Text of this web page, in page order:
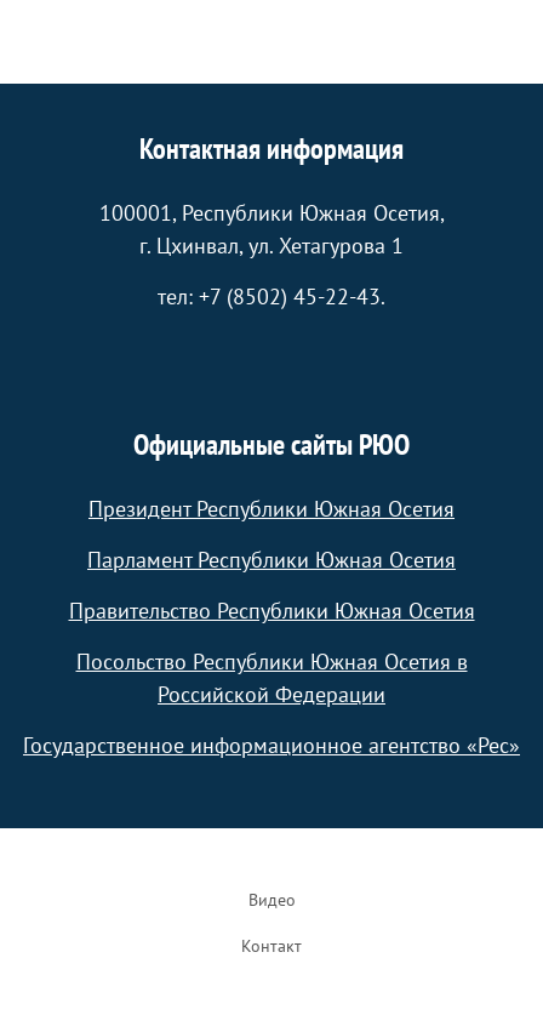
Контактная информация
100001, Республики Южная Осетия,
г. Цхинвал, ул. Хетагурова 1
тел: +7 (8502) 45-22-43.
Официальные сайты РЮО
Президент Республики Южная Осетия
Парламент Республики Южная Осетия
Правительство Республики Южная Осетия
Посольство Республики Южная Осетия в
Российской Федерации
Государственное информационное агентство «Рес»
Видео
Контакт